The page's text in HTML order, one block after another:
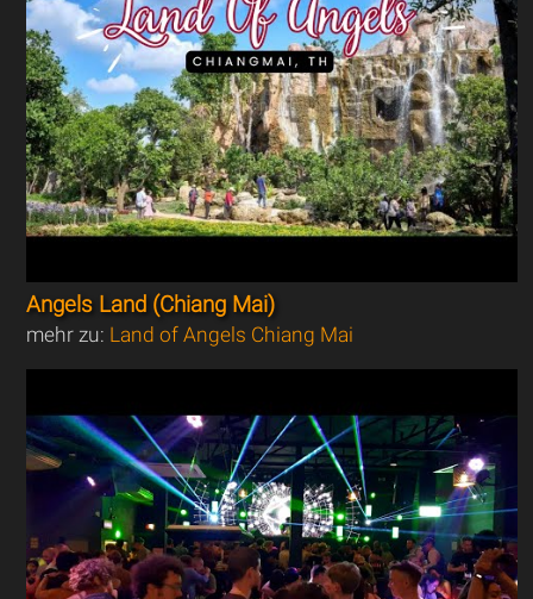
Angels Land (Chiang Mai)
mehr zu: Land of Angels Chiang Mai